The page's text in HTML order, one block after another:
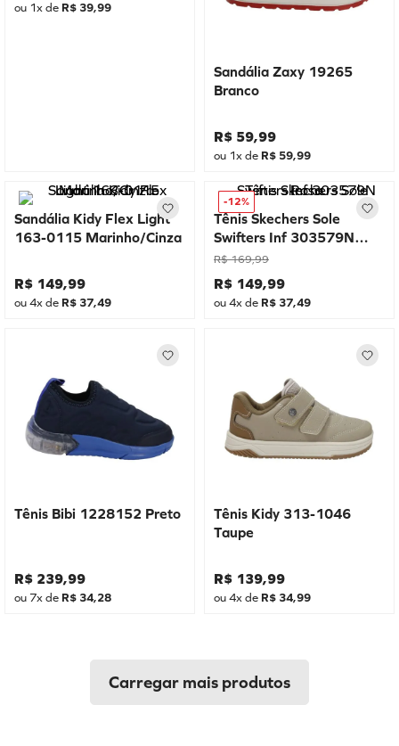
ou 1x de R$ 39,99
Sandália Zaxy 19265
Branco
R$ 59,99
ou 1x de R$ 59,99
Sandália Kidy Flex Light
163-0115 Marinho/Cinza
R$ 149,99
ou4x de R$ 37,49
-12%
Tênis Skechers Sole
Swifters Inf 303579N
Rosa
R$ 169,99
R$ 149,99
ou4x de R$ 37,49
Tênis Bibi 1228152 Preto
R$ 239,99
ou 7x de R$ 34,28
Tênis Kidy 313-1046
Taupe
R$ 139,99
ou4x de R$ 34,99